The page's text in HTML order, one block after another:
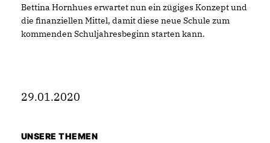
Bettina Hornhues erwartet nun ein zügiges Konzept und
die finanziellen Mittel, damit diese neue Schule zum
kommenden Schuljahresbeginn starten kann.
29.01.2020
UNSERE THEMEN